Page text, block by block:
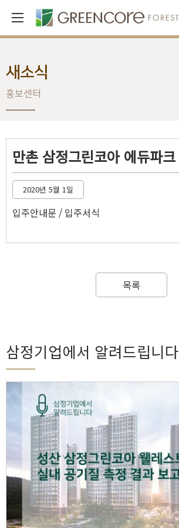
새소식
홍보센터
만촌 삼정그린코아 에듀파크
2020년 5월 1일
입주안내문 / 입주서식
목록
삼정기업에서 알려드립니다